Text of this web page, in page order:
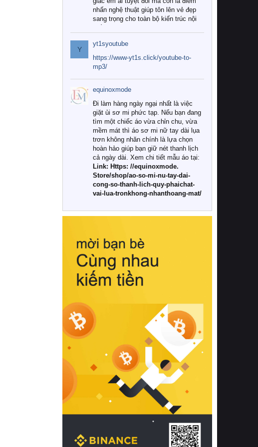
nhấn nghệ thuật giúp tôn lên vẻ đẹp
sang trọng cho toàn bộ kiến trúc nội
Tuy nhiên, giữa thị trường đa dạng
với vô vàn thương hiệu và mẫu mã
như hiện nay, làm thế nào để chọn
được những bộ chăn ga gối đệm cao
cấp thực sự chất lượng, phù hợp với
khí hậu và nhu cầu sử dụng của gia
đình? Hãy cùng chúng tôi đi tìm lời
giải đáp chi tiết qua bài viết dưới đây.
1. Tại sao các gia đình hiện đại lại ưa
chuộng chăn ga gối đệm cao cấp?
Khác với các dòng sản phẩm thông
thường, những bộ chăn ga gối đệm
cao cấp trải qua quy trình sản xuất
nghiêm ngặt từ khâu chọn lọc nguyên
liệu tự nhiên đến công nghệ dệt
nhuộm hiện đại không chứa hóa chất
này, bạn sẽ cảm nhận rõ rệt sự khác
hồi chuẩn xác của phần đệm nâng đỡ
cột sống.
Bên cạnh đó, việc lựa chọn các dòng
sản phẩm đạt chuẩn chất lượng quốc
tế còn giúp ngăn ngừa tình trạng kích
khuẩn và nấm mốc trong điều kiện
thời tiết nóng ẩm. Bạn có thể tìm hiểu
thêm các nghiên cứu khoa học về tác
động của giấc ngủ và môi trường
phòng ngủ đối với sức khỏe con
người tại Sleep Foundation (External
Link) để có cái nhìn toàn diện hơn.
2. Các tiêu chí vàng khi lựa chọn
chăn ga gối đệm cao cấp cho phòng
ngủ
Để sở hữu một bộ chăn ga gối đệm
cao cấp hoàn hảo cả về thẩm mỹ lẫn
công năng, người tiêu dùng cần cân
nhắc kỹ lưỡng các tiêu chí quan trọng
Y
yt1syoutube
https://www-yt1s.click/youtube-to-
mp3/
equinoxmode
Đi làm hàng ngày ngại nhất là việc
giặt ủi sơ mi phức tạp. Nếu bạn đang
tìm một chiếc áo vừa chỉn chu, vừa
mềm mát thì áo sơ mi nữ tay dài lụa
trơn không nhăn chính là lựa chọn
hoàn hảo giúp bạn giữ nét thanh lịch
cả ngày dài. Xem chi tiết mẫu áo tại:
Link: Https: //equinoxmode.
Store/shop/ao-so-mi-nu-tay-dai-
cong-so-thanh-lich-quy-phaichat-
vai-lua-tronkhong-nhanthoang-mat/